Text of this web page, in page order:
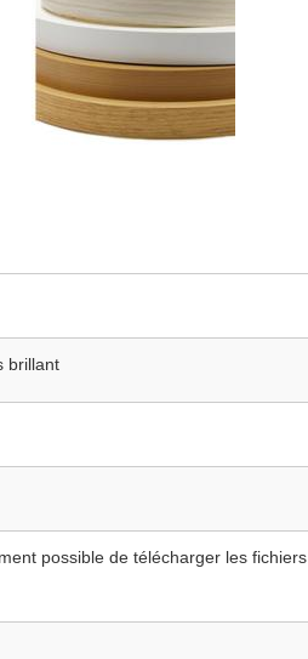
brillant
possible de télécharger les fichiers